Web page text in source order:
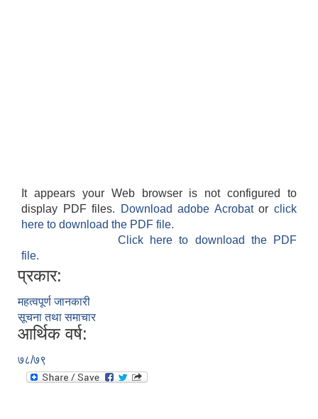
It appears your Web browser is not configured to
display PDF files.
Download adobe Acrobatorclick
here to download the PDF file.
Click here to download the PDF
file.
प्रकार:
महत्वपूर्ण जानकारी
सूचना तथा समाचार
आर्थिक वर्ष:
७८/७९